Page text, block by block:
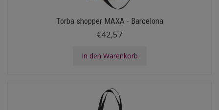
Torba shopper MAXA - Barcelona
€42,57
In den Warenkorb